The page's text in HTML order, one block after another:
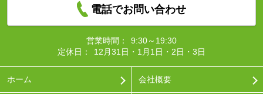
電話でお問い合わせ
営業時間：
9:30～19:30
定休日：
12月31日・1月1日・2日・3日
ホーム 会社概要